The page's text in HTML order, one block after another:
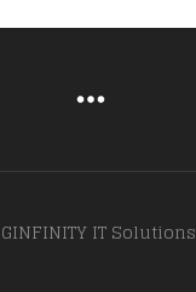
IT Solutions